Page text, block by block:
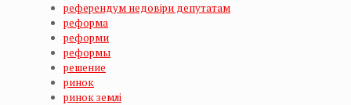
референдум недовіри депутатам
реформа
реформи
реформы
решение
ринок
ринок землі